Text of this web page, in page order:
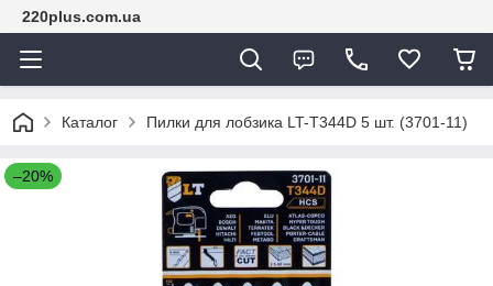
220plus.com.ua
Каталог Пилки для лобзика LT-T344D 5 шт. (3701-11)
–20%